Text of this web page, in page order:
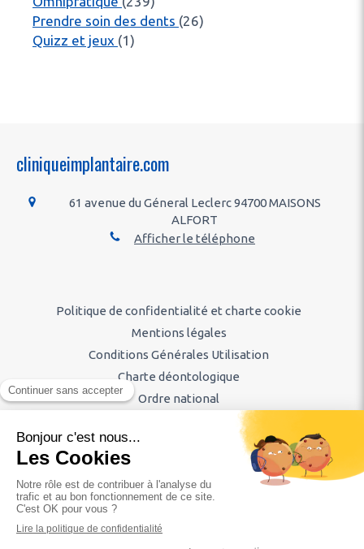
Prendre soin des dents (26)
Quizz et jeux (1)
cliniqueimplantaire.com
61 avenue du Géneral Leclerc 94700 MAISONS
ALFORT
Afficher le téléphone
Politique de confidentialité et charte cookie
Mentions légales
Conditions Générales Utilisation
Charte déontologique
Ordre national
Annuaires chirurgiens dentistes
Honoraires & Remboursement
Diaporama